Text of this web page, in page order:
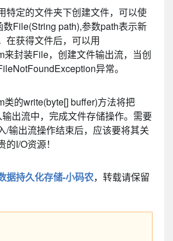
特定的文件夹下创建文件，可以使
File(String path),参数path表示新
在获得文件后，可以用
来封装File，创建文件输出流，当创
异常。
类的write(byte[] buffer)方法将把
出流中，完成文件存储操作。需要
/输出流操作结束后，应该要将其关
I/O资源！
据持久化存储-小码农，转载请保留